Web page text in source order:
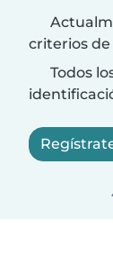
criterios
Todos